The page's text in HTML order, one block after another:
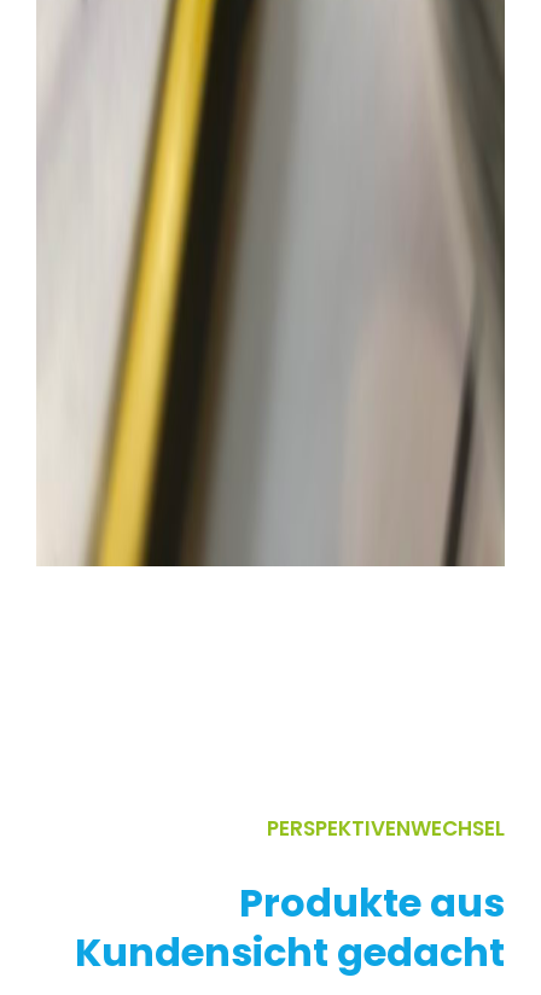
PERSPEKTIVENWECHSEL
Produkte aus
Kundensicht gedacht